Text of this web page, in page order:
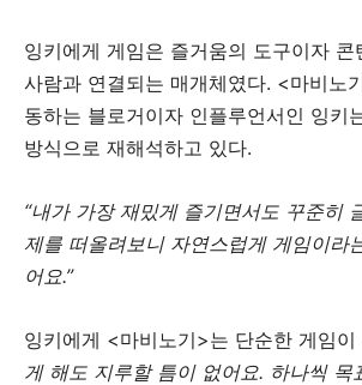
잉키에게 게임은 즐거움의 도구이자 콘
사람과 연결되는 매개체였다. <마비노
동하는 블로거이자 인플루언서인 잉키
방식으로 재해석하고 있다.
“내가 가장 재밌게 즐기면서도 꾸준히
제를 떠올려보니 자연스럽게 게임이라
어요.”
잉키에게 <마비노기>는 단순한 게임이
게 해도 지루할 틈이 없어요. 하나씩 목